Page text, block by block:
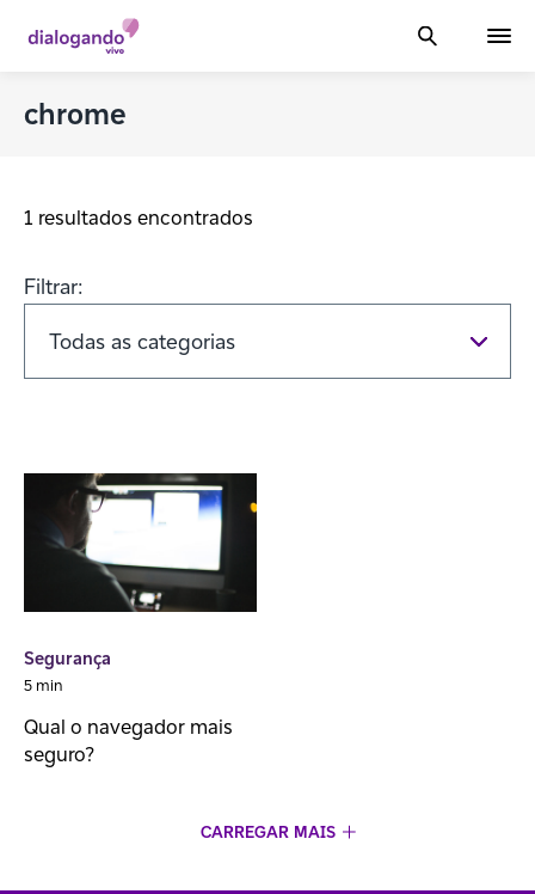
chrome
1 resultados encontrados
Filtrar:
Segurança
5 min
Qual o navegador mais
seguro?
CARREGAR MAIS